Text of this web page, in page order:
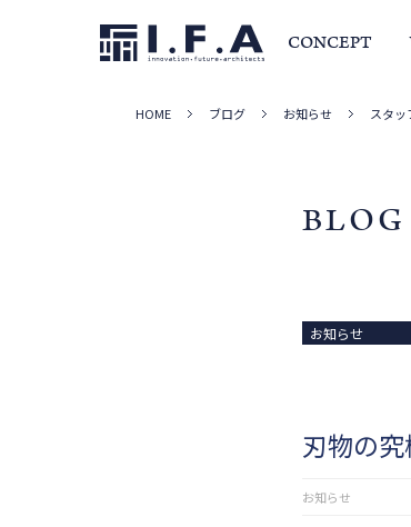
CONCEPT
事例集
サービス・家づくりの流れ
HOME ブログ お知らせ スタ
BLOG
お知らせ
刃物の
お知らせ